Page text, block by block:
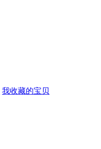
我收藏的宝贝